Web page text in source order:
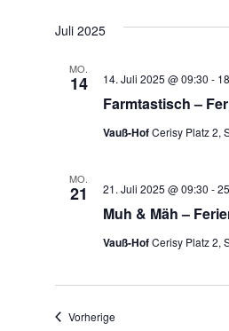
wählen.
Juli 2025
MO.
14
Farmtastisch –
14. Juli 2025 @ 09:30 -
Vauß-HofCerisy Platz 2,
MO.
21
Muh & Mäh –
21. Juli 2025 @ 09:30 -
Vauß-HofCerisy Platz 2,
VorherigeVeranstaltungen